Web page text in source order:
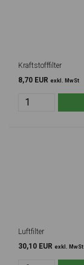
Kraftstofffilter
8,70 EUR exkl. MwSt
Luftfilter
30,10 EUR exkl. MwSt